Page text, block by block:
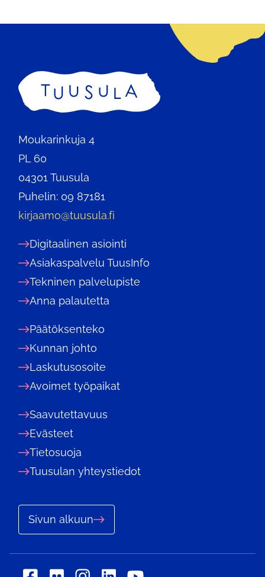
Etusivu
Moukarinkuja 4
PL 60
04301 Tuusula
Puhelin: 09 87181
kirjaamo@tuusula.fi
Digitaalinen asiointi
Asiakaspalvelu TuusInfo
Tekninen palvelupiste
Anna palautetta
Päätöksenteko
Kunnan johto
Laskutusosoite
Avoimet työpaikat
Saavutettavuus
Evästeet
Tietosuoja
Tuusulan yhteystiedot
Sivun alkuun